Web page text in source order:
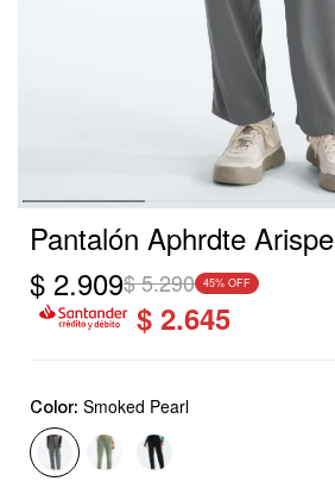
Pantalón Aphrdte Arispe
$ 2.909$5.290 45
$ 2.645
Color: Smoked Pearl